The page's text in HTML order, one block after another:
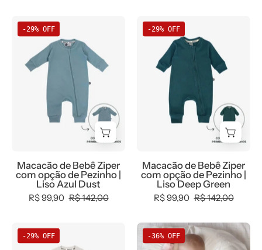
de
Bebê
Ziper
com
opção
de
Pezinho
Azul
Dust
-29% OFF
Macacão de Bebê Ziper
com opção de Pezinho |
Liso Azul Dust
R$ 99,90 R$ 142,00
de
Bebê
Ziper
de
Pezinho
Deep
Green
-29% OFF
Macacão de Bebê Ziper
com opção de Pezinho |
Liso Deep Green
R$ 99,90 R$ 142,00
de
-29% OFF
Macacão
de
-36% OFF